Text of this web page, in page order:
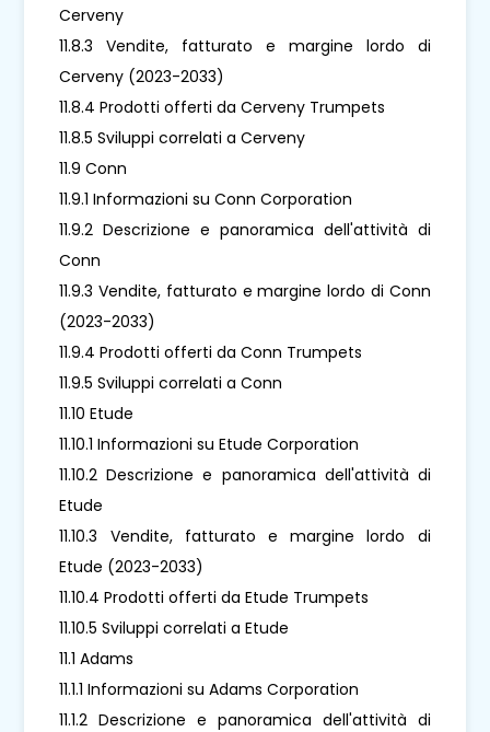
Cerveny
11.8.3 Vendite, fatturato e margine lordo di
Cerveny (2023-2033)
11.8.4 Prodotti offerti da Cerveny Trumpets
11.8.5 Sviluppi correlati a Cerveny
11.9 Conn
11.9.1 Informazioni su Conn Corporation
11.9.2 Descrizione e panoramica dell'attività di
Conn
11.9.3 Vendite, fatturato e margine lordo di Conn
(2023-2033)
11.9.4 Prodotti offerti da Conn Trumpets
11.9.5 Sviluppi correlati a Conn
11.10 Etude
11.10.1 Informazioni su Etude Corporation
11.10.2 Descrizione e panoramica dell'attività di
Etude
11.10.3 Vendite, fatturato e margine lordo di
Etude (2023-2033)
11.10.4 Prodotti offerti da Etude Trumpets
11.10.5 Sviluppi correlati a Etude
11.1 Adams
11.1.1 Informazioni su Adams Corporation
11.1.2 Descrizione e panoramica dell'attività di